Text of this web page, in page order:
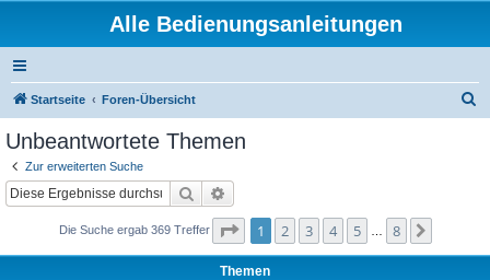
Alle Bedienungsanleitungen
Startseite Foren-Übersicht
Unbeantwortete Themen
Zur erweiterten Suche
Suche
Die Suche ergab 369 Treffer Seite von
1 2 3 4 5 8
Themen